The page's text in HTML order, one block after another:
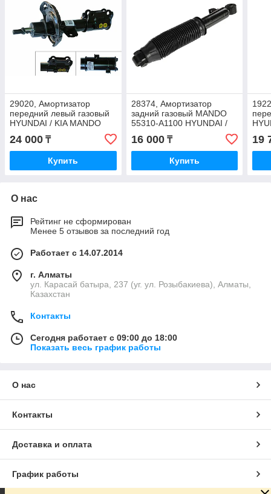
29020, Амортизатор
передний левый газовый
HYUNDAI / KIA MANDO
54651-F2500
24 000 ₸
Купить
28374, Амортизатор
задний газовый MANDO
55310-A1100 HYUNDAI /
16 000₸
Купить
19
О нас
Рейтинг не сформирован
Менее 5 отзывов за последний год
Работает с 14.07.2014
г. Алматы
ул. Карасай батыра, 237 (уг. ул. Розыбакиева), Алматы,
Казахстан
Контакты
Сегодня работает с 09:00 до 18:00
Показать весь график работы
О нас
Контакты
Доставка и оплата
График работы